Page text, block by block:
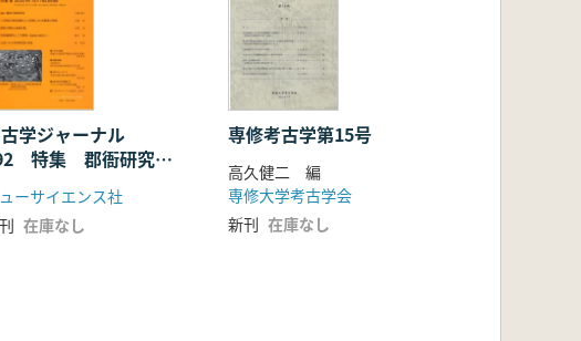
学ジャーナル
特集 郡衙研究の
ーサイエンス社
在庫なし
専修考古学第15号
高久健二 編
専修大学考古学会
新刊 在庫なし